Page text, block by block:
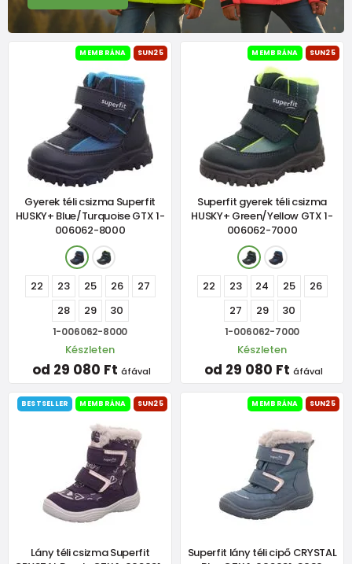
MEMBRÁNA SUN25
Gyerek téli csizma Superfit
HUSKY+ Blue/Turquoise GTX 1-
006062-8000
22 23 25 26
27
28
29 30
1-006062-8000
Készleten
od 29 080 Ft áfával
MEMBRÁNA SUN25
Superfit gyerek téli csizma
HUSKY+ Green/Yellow GTX 1-
006062-7000
22 23 24 25
26
27
29 30
1-006062-7000
Készleten
od 29 080 Ft áfával
BESTSELLER MEMBRÁNA SUN25
Lány téli csizma Superfit
MEMBRÁNA SUN25
Superfit lány téli cipő CRYSTAL